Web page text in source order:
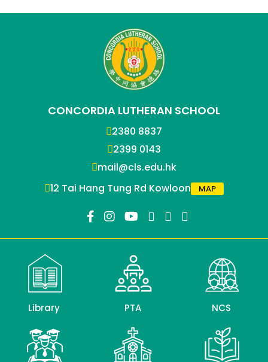
CONCORDIA LUTHERAN SCHOOL
2380 8837
2399 0143
mail@cls.edu.hk
12 Tai Hang Tung Rd Kowloon
MAP
Library PTA NCS